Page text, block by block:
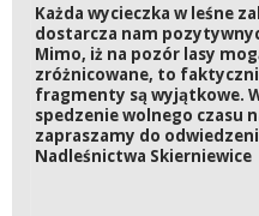
Każda wycieczka w leśne
dostarcza nam
Mimo, iż na pozór lasy
zróżnicowane, to
fragmenty są wyjątkowe.
spedzenie wolnego czasu
zapraszamy do
Nadleśnictwa Skierniewice